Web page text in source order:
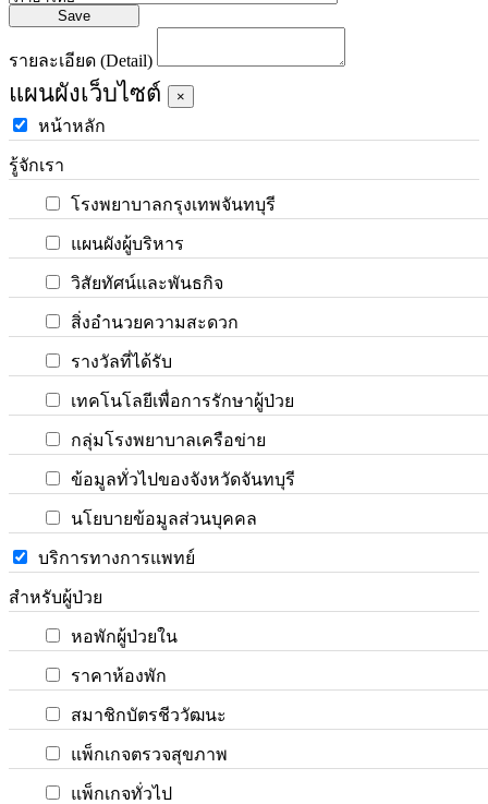
Save
รายละเอียด (Detail)
แผนผังเว็บไซต์ ×
หน้าหลัก
รู้จักเรา
โรงพยาบาลกรุงเทพจันทบุรี
แผนผังผู้บริหาร
วิสัยทัศน์และพันธกิจ
สิ่งอำนวยความสะดวก
รางวัลที่ได้รับ
เทคโนโลยีเพื่อการรักษาผู้ป่วย
กลุ่มโรงพยาบาลเครือข่าย
ข้อมูลทั่วไปของจังหวัดจันทบุรี
นโยบายข้อมูลส่วนบุคคล
บริการทางการแพทย์
สำหรับผู้ป่วย
หอพักผู้ป่วยใน
ราคาห้องพัก
สมาชิกบัตรชีววัฒนะ
แพ็กเกจตรวจสุขภาพ
แพ็กเกจทั่วไป